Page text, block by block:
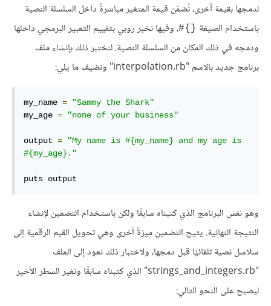
لدمجها بقيمة أخرى، نُضمّن قيمة المتغير مباشرةً داخل السلسلة النصية
باستخدام الصيغة {}#، وفيها نخبر روبي بتقييم التعبير البرمجي داخلها
ودمجه في ذلك المكان من السلسلة النصية. لنختبر ذلك بإنشاء ملف
برنامج جديد بالاسم "interpolation.rb" ونضيف ما يلي:
my_name =
"Sammy the Shark"
my_age = "none of your business"
output =
"My name is #{my_name} and my age is
#{my_age}."
puts output
وهو نفس البرنامج الذي كتبناه سابقًا ولكن باستخدام التضمين لإنشاء
النتيجة النهائية. يتيح التضمين ميزةً أخرى وهي تحويل القيم الرقمية إلى
سلاسل نصية تلقائيًا قبل دمجها، ولاختبار ذلك نعود إلى الملف
"strings_and_integers.rb" الذي كتبناه سابقًا ونغير السطر الأخير
ليصبح على النحو التالي: